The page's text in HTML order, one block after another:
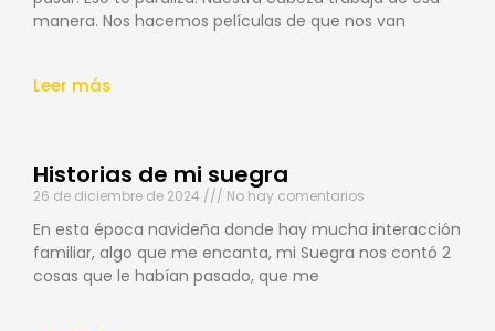
manera. Nos hacemos películas de que nos van
Leer más
Historias de mi suegra
26 de diciembre de 2024 No hay comentarios
En esta época navideña donde hay mucha interacción
familiar, algo que me encanta, mi Suegra nos contó 2
cosas que le habían pasado, que me